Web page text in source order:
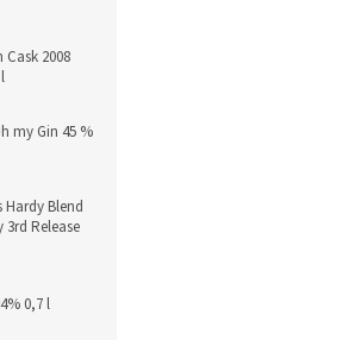
2008
my Gin 45 %
Hardy Blend
3rd Release
0,7 l